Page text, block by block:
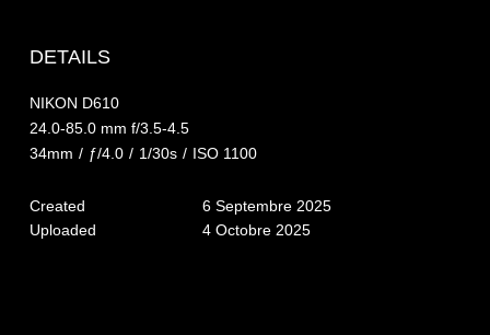
Enfants
les 8 – 17 ans
DETAILS
NIKON D610
24.0-85.0 mm f/3.5-4.5
34mm / ƒ/4.0 / 1/30s / ISO 1100
Created
6 Septembre 2025
Uploaded
4 Octobre 2025